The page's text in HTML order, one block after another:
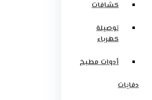
كشافات
توصيلة
كهرباء
أدوات مطبخ
دفايات